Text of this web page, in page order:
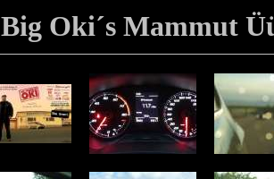
Big Oki´s Mammut